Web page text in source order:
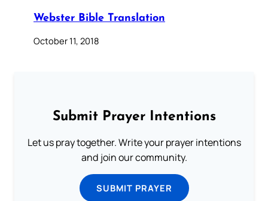
Webster Bible Translation
October 11, 2018
Submit Prayer Intentions
Let us pray together. Write your prayer intentions
and join our community.
SUBMIT PRAYER